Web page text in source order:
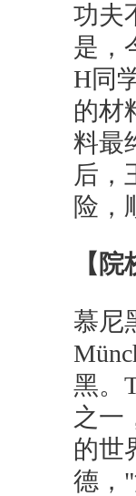
功夫
是，
H同
的材
料最
后，
险，
【院
慕尼
黑。
之一
的世
德，